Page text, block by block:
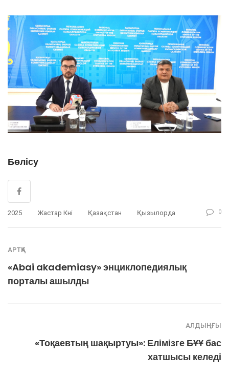
Бөлісу
2025 Жастар Күні Қазақстан Қызылорда 0
АРТҚА
«Abai akademiasy» энциклопедиялық
порталы ашылды
АЛДЫҢҒЫ
«Тоқаевтың шақыртуы»: Елімізге БҰҰ бас
хатшысы келеді